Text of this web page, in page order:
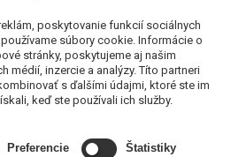
poskytovanie funkcií sociálnych
súbory cookie. Informácie o
stránky, poskytujeme aj našim
médií, inzercie a analýzy. Títo partneri
s ďalšími údajmi, ktoré ste im
keď ste používali ich služby.
Preferencie Štatistiky